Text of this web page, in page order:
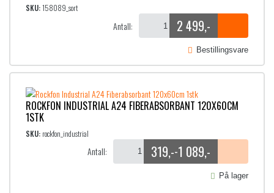
SKU:158089_sort
Antall: 2 499,-
Bestillingsvare
ROCKFON INDUSTRIAL A24 FIBERABSORBANT 120X60CM
1STK
SKU: rockfon_industrial
Antall: 319,--1 089,-
P
På lager